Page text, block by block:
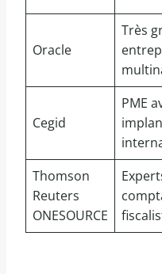
Oracle
Très
Cegid
PME
Thomson
Reuters
ONESOURCE